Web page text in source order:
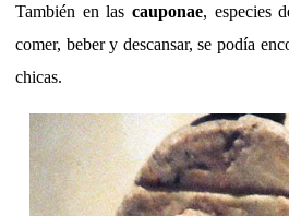
También en las cauponae, especies
comer, beber y descansar, se podía
chicas.